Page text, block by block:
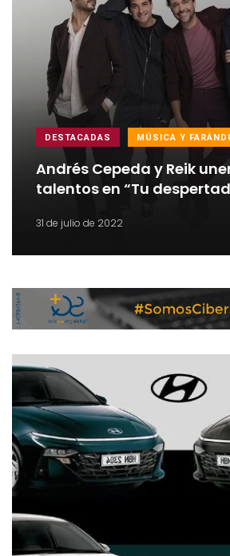
DESTACADAS MÚSICA Y
Andrés Cepeda y Reik
talentos en “Tu
31 de julio de 2022